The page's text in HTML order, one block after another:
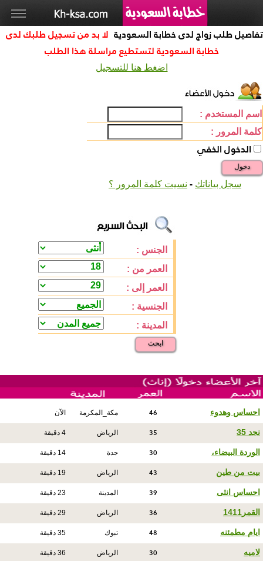
تفاصيل طلب زواج لدى خطابة السعودية لا بد من تسجيل طلبك لدى
خطابة السعودية لتستطيع مراسلة هذا الطلب
اضغط هنا للتسجيل
اسم المستخدم :
كلمة المرور :
الدخول الخفي
دخول
سجل بياناتك - نسيت كلمة المرور ؟
الجنس :
العمر من :
العمر إلى :
الجنسية :
المدينة :
ابحث
احساس وهدوء 46 مكة_المكرمة الآن
نجد 35 35 الرياض 4 دقيقة
الوردة البيضاء، 30 جدة 14 دقيقة
بيت من طين 43 الرياض 19 دقيقة
احساس انثى 39 المدينة 23 دقيقة
القمر1411 36 الرياض 29 دقيقة
ايام مطمئنه 48 تبوك 35 دقيقة
لاميه 30 الرياض 36 دقيقة